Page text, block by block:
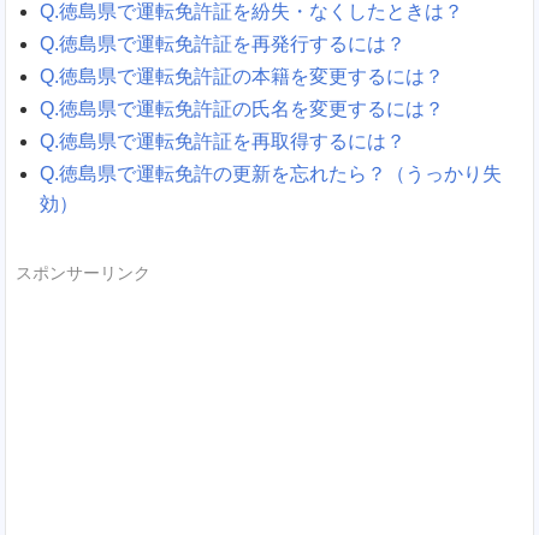
Q.徳島県で運転免許証を紛失・なくしたときは？
Q.徳島県で運転免許証を再発行するには？
Q.徳島県で運転免許証の本籍を変更するには？
Q.徳島県で運転免許証の氏名を変更するには？
Q.徳島県で運転免許証を再取得するには？
Q.徳島県で運転免許の更新を忘れたら？（うっかり失
効）
スポンサーリンク